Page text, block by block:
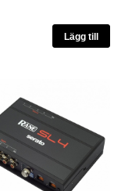
Lägg till